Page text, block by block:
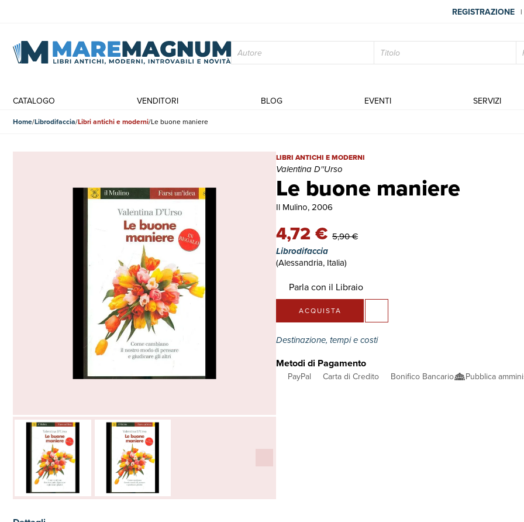
REGISTRAZIONE |
CATALOGO VENDITORI BLOG EVENTI SERVIZI
Home Librodifaccia Libri antichi e moderni Le buone maniere
Le buone maniere
Le buone maniere | Libri antichi e moderni | Valentina D''Urso
LIBRI ANTICHI E MODERNI
Valentina D''Urso
Il Mulino, 2006
4,72 € 5,90 €
Librodifaccia
(Alessandria, Italia)
Parla con il Libraio
ACQUISTA
Destinazione, tempi e costi
Metodi di Pagamento
PayPal Carta di Credito Bonifico Bancario Pubblica